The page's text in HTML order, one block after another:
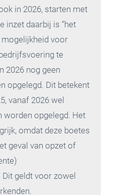
in 2026, starten met
inzet daarbij is “het
mogelijkheid voor
te
2026 nog geen
opgelegd. Dit betekent
vanaf 2026 wel
worden opgelegd. Het
omdat deze boetes
geval van opzet of
geldt voor zowel